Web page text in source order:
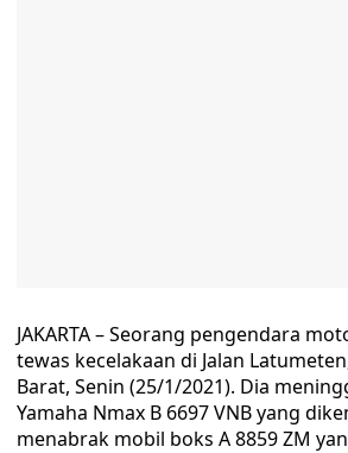
JAKARTA – Seorang pengendara
tewas kecelakaan di Jalan
Barat, Senin (25/1/2021). Dia
Yamaha Nmax B 6697 VNB yang
menabrak mobil boks A 8859 ZM